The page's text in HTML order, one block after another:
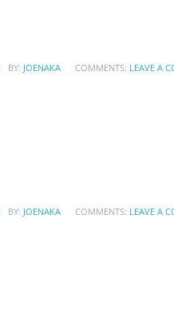
BY: JOENAKA COMMENTS: LEAVE A
BY: JOENAKA COMMENTS: LEAVE A